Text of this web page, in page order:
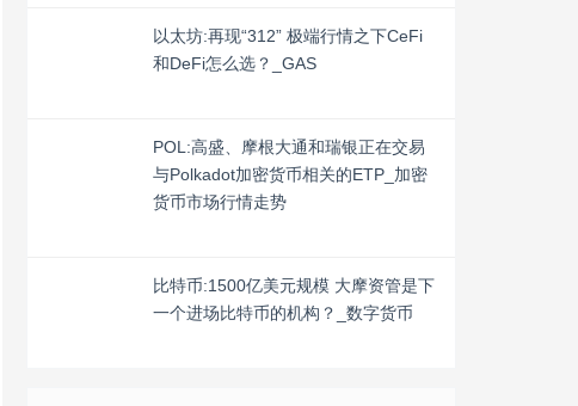
以太坊:再现“312” 极端行情之下CeFi
和DeFi怎么选？_GAS
POL:高盛、摩根大通和瑞银正在交易
与Polkadot加密货币相关的ETP_加密
货币市场行情走势
比特币:1500亿美元规模 大摩资管是下
一个进场比特币的机构？_数字货币